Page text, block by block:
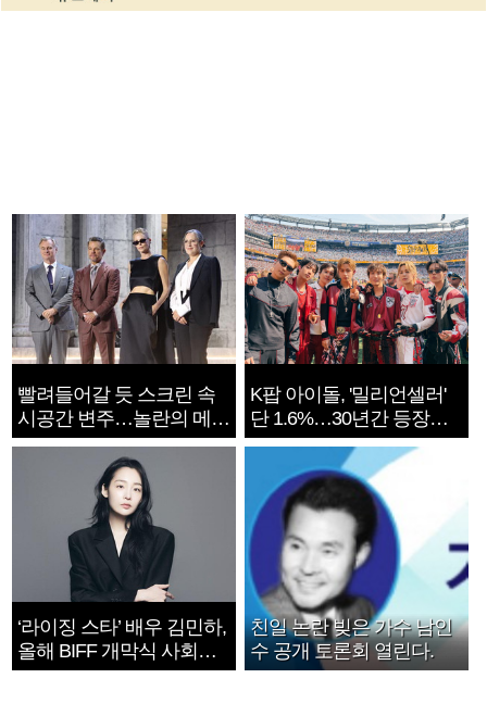
빨려들어갈 듯 스크린 속
시공간 변주…놀란의 메시
지는 ‘전쟁 속죄’
K팝 아이돌, '밀리언셀러'
단 1.6%…30년간 등장
1182개팀 전수조사
‘라이징 스타’ 배우 김민하,
올해 BIFF 개막식 사회자
확정
친일 논란 빚은 가수 남인
수 공개 토론회 열린다.